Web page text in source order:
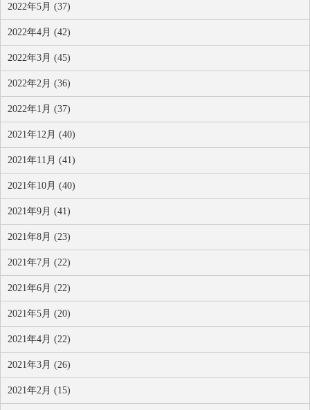
2022年5月 (37)
2022年4月 (42)
2022年3月 (45)
2022年2月 (36)
2022年1月 (37)
2021年12月 (40)
2021年11月 (41)
2021年10月 (40)
2021年9月 (41)
2021年8月 (23)
2021年7月 (22)
2021年6月 (22)
2021年5月 (20)
2021年4月 (22)
2021年3月 (26)
2021年2月 (15)